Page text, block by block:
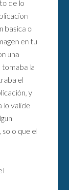
de lo
basica o
en tu
una
la
el
y
lo valide
que el